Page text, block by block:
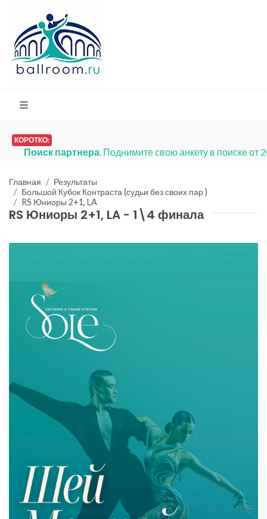
КОРОТКО:
Поиск партнера. Поднимите свою анкету в поиске от
Главная
Результаты
Большой Кубок Контраста (судьи без своих пар )
RS Юниоры 2+1, LA
RS Юниоры 2+1, LA - 1\4 финала